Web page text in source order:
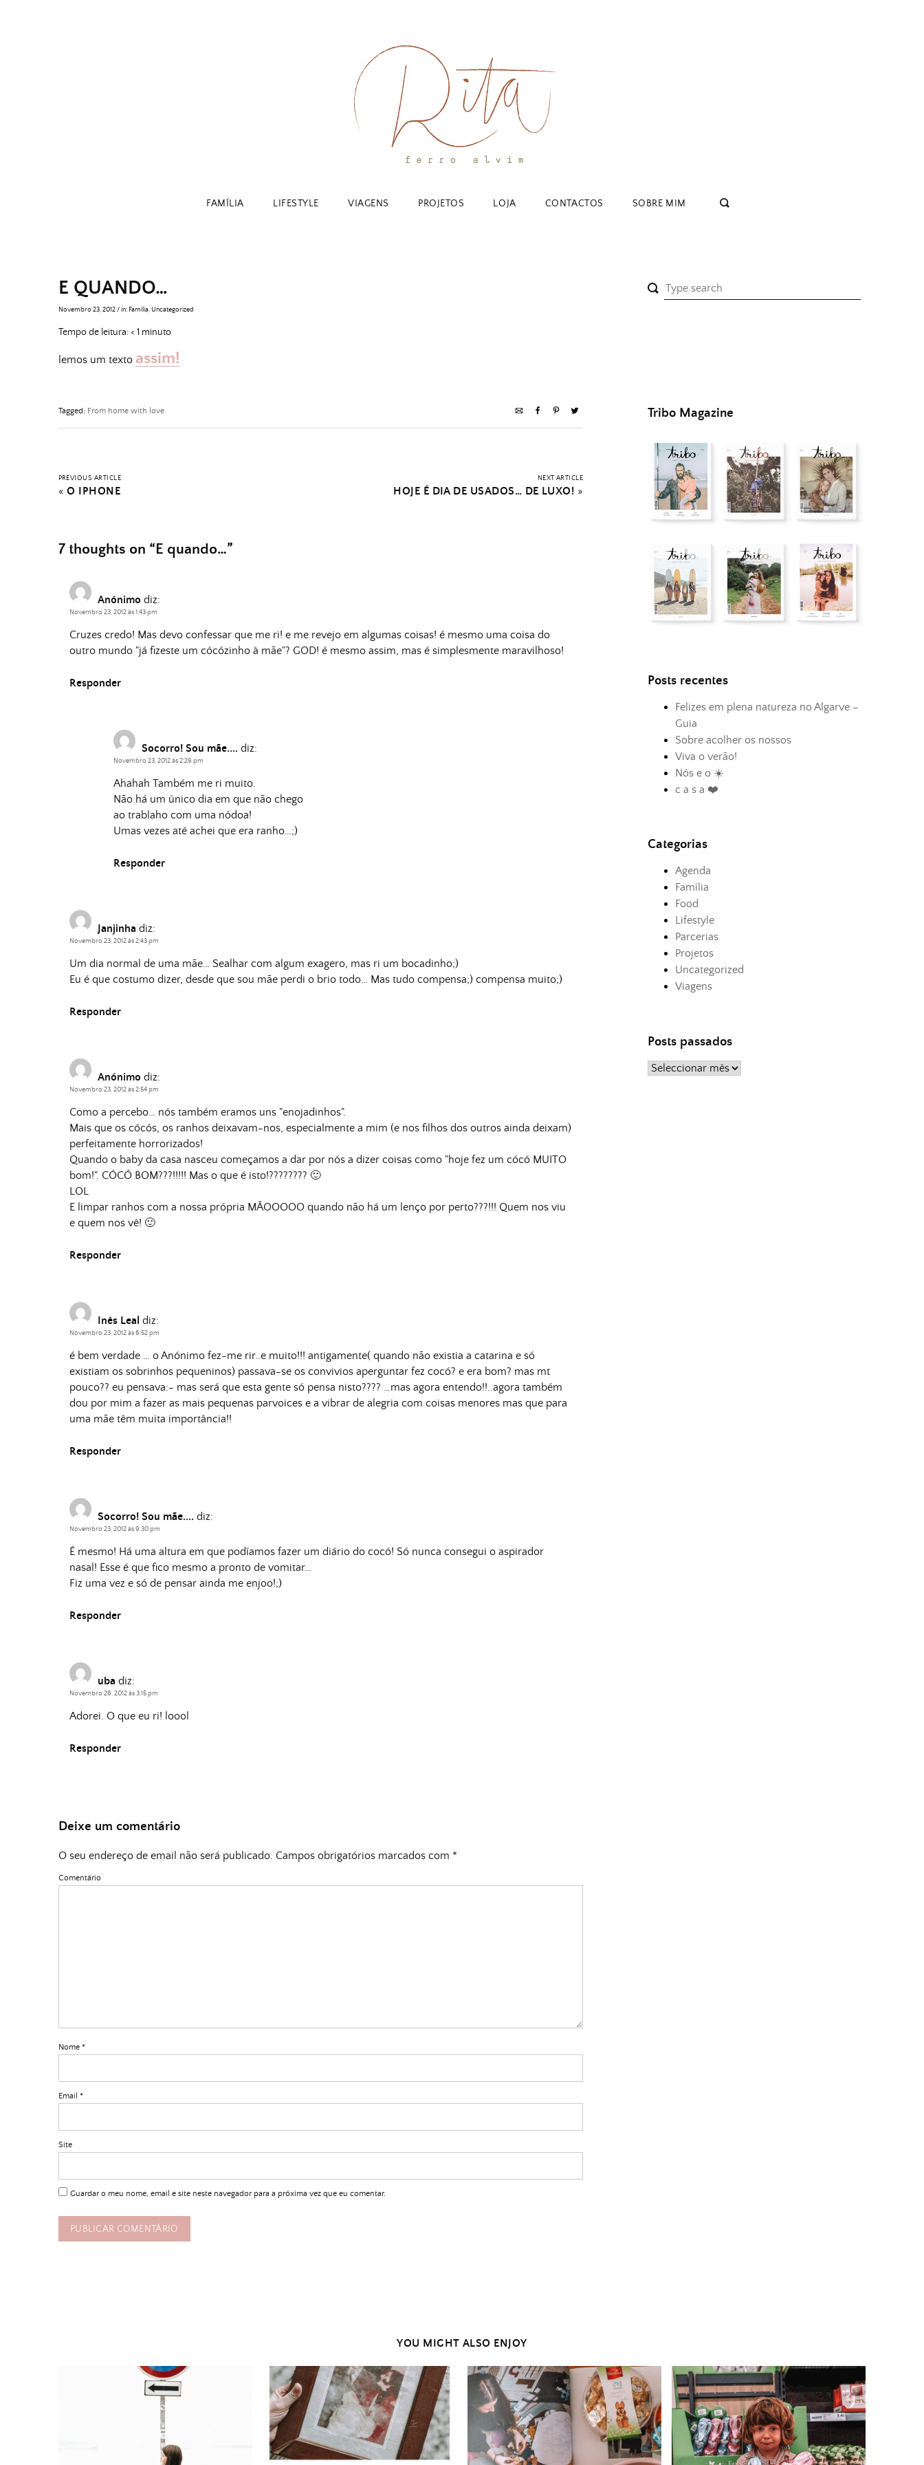
FAMÍLIA LIFESTYLE VIAGENS PROJETOS LOJA CONTACTOS SOBRE MIM
E QUANDO…
Novembro 23, 2012/in: Família, Uncategorized
Tempo de leitura:< 1 minuto
lemos um texto assim!
Tagged: From home with love
PREVIOUS ARTICLE
«O IPHONE
NEXT ARTICLE
HOJE É DIA DE USADOS… DE LUXO! »
7 thoughts on “E quando…”
Anónimo diz:
Novembro 23, 2012 às 1:43 pm
Cruzes credo! Mas devo confessar que me ri! e me revejo em algumas coisas! é mesmo uma coisa do
outro mundo "já fizeste um cócózinho à mãe"? GOD! é mesmo assim, mas é simplesmente maravilhoso!
Responder
Socorro! Sou mãe.... diz:
Novembro 23, 2012 às 2:29 pm
Ahahah Também me ri muito.
Não há um único dia em que não chego
ao trablaho com uma nódoa!
Umas vezes até achei que era ranho…;)
Responder
Janjinha diz:
Novembro 23, 2012 às 2:43 pm
Um dia normal de uma mãe… Sealhar com algum exagero, mas ri um bocadinho;)
Eu é que costumo dizer, desde que sou mãe perdi o brio todo… Mas tudo compensa;) compensa muito;)
Responder
Anónimo diz:
Novembro 23, 2012 às 2:54 pm
Como a percebo… nós também eramos uns "enojadinhos".
Mais que os cócós, os ranhos deixavam-nos, especialmente a mim (e nos filhos dos outros ainda deixam)
perfeitamente horrorizados!
Quando o baby da casa nasceu começamos a dar por nós a dizer coisas como "hoje fez um cócó MUITO
bom!". CÓCÓ BOM???!!!!! Mas o que é isto!???????? 🙂
LOL
E limpar ranhos com a nossa própria MÃOOOOO quando não há um lenço por perto???!!! Quem nos viu
e quem nos vê! 🙂
Responder
Inês Leal diz:
Novembro 23, 2012 às 6:52 pm
é bem verdade … o Anónimo fez-me rir..e muito!!! antigamente( quando não existia a catarina e só
existiam os sobrinhos pequeninos) passava-se os convivios aperguntar fez cocó? e era bom? mas mt
pouco?? eu pensava:- mas será que esta gente só pensa nisto???? …mas agora entendo!!..agora também
dou por mim a fazer as mais pequenas parvoices e a vibrar de alegria com coisas menores mas que para
uma mãe têm muita importância!!
Responder
Socorro! Sou mãe.... diz:
Novembro 23, 2012 às 9:30 pm
É mesmo! Há uma altura em que podíamos fazer um diário do cocó! Só nunca consegui o aspirador
nasal! Esse é que fico mesmo a pronto de vomitar…
Fiz uma vez e só de pensar ainda me enjoo!;)
Responder
uba diz:
Novembro 26, 2012 às 3:15 pm
Adorei. O que eu ri! loool
Responder
Deixe um comentário
O seu endereço de email não será publicado. Campos obrigatórios marcados com *
Comentário
Nome *
Email *
Site
Guardar o meu nome, email e site neste navegador para a próxima vez que eu comentar.
Tribo Magazine
Posts recentes
Felizes em plena natureza no Algarve –
Guia
Sobre acolher os nossos
Viva o verão!
Nós e o ☀️
c a s a ❤️
Categorias
Agenda
Família
Food
Lifestyle
Parcerias
Projetos
Uncategorized
Viagens
Posts passados
Posts
YOU MIGHT ALSO ENJOY